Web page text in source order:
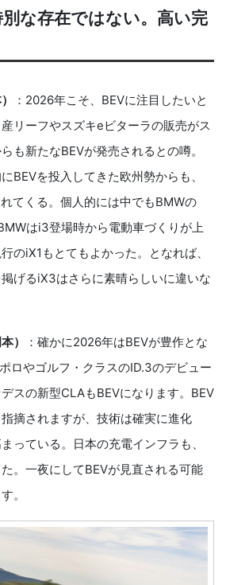
な存在ではない。高い完
：2026年こそ、BEVに注目したいと
リーフやスズキeビターラの販売がス
も新たなBEVが発売されるとの噂。
BEVを投入してきた欧州勢からも、
てくる。個人的には中でもBMWの
はi3登場時から電動車づくりが上
のiX1もとてもよかった。となれば、
掲げるiX3はさらに素晴らしいに違いな
）
：確かに2026年はBEVが豊作とな
ロやゴルフ・クラスのID.3のデビュー
スの新型CLAもBEVになります。BEV
摘されますが、技術は確実に進化
っている。日本の充電インフラも、
。一夜にしてBEVが見直される可能
。